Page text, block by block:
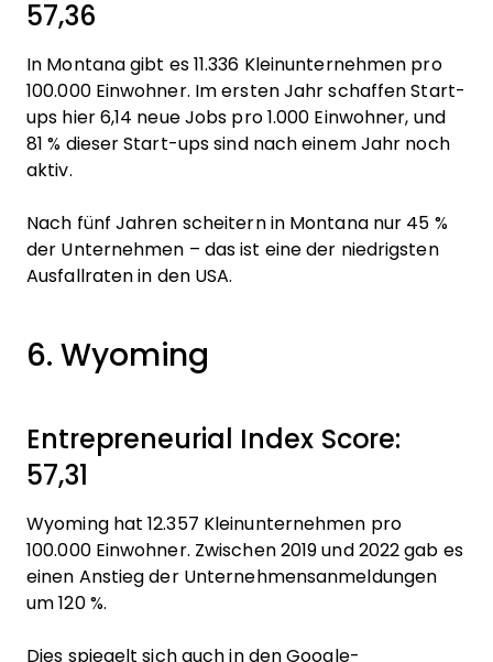
57,36
In Montana gibt es 11.336 Kleinunternehmen pro
100.000 Einwohner. Im ersten Jahr schaffen Start-
ups hier 6,14 neue Jobs pro 1.000 Einwohner, und
81 % dieser Start-ups sind nach einem Jahr noch
aktiv.
Nach fünf Jahren scheitern in Montana nur 45 %
der Unternehmen – das ist eine der niedrigsten
Ausfallraten in den USA.
6. Wyoming
Entrepreneurial Index Score:
57,31
Wyoming hat 12.357 Kleinunternehmen pro
100.000 Einwohner. Zwischen 2019 und 2022 gab es
einen Anstieg der Unternehmensanmeldungen
um 120 %.
Dies spiegelt sich auch in den Google-